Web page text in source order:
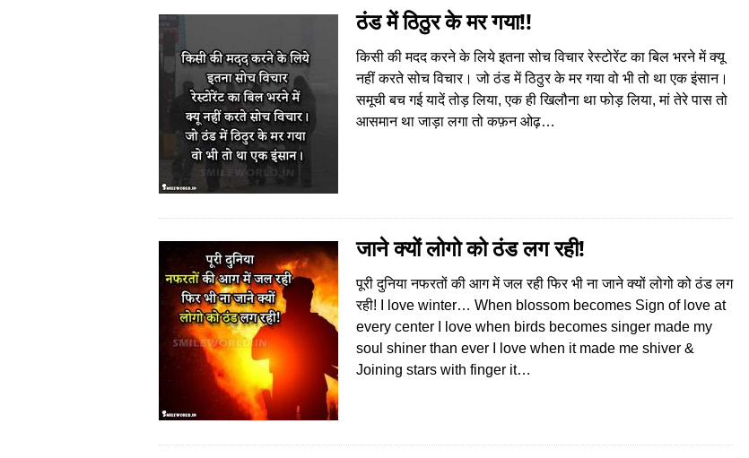
ठंड में ठिठुर के मर गया!!
किसी की मदद करने के लिये इतना सोच विचार रेस्टोरेंट का बिल भरने में क्यू
नहीं करते सोच विचार। जो ठंड में ठिठुर के मर गया वो भी तो था एक इंसान।
समूची बच गई यादें तोड़ लिया, एक ही खिलौना था फोड़ लिया, मां तेरे पास तो
आसमान था जाड़ा लगा तो कफ़न ओढ़…
जाने क्यों लोगो को ठंड लग रही!
पूरी दुनिया नफरतों की आग में जल रही फिर भी ना जाने क्यों लोगो को ठंड लग
रही! I love winter… When blossom becomes Sign of love at
every center I love when birds becomes singer made my
soul shiner than ever I love when it made me shiver &
Joining stars with finger it…